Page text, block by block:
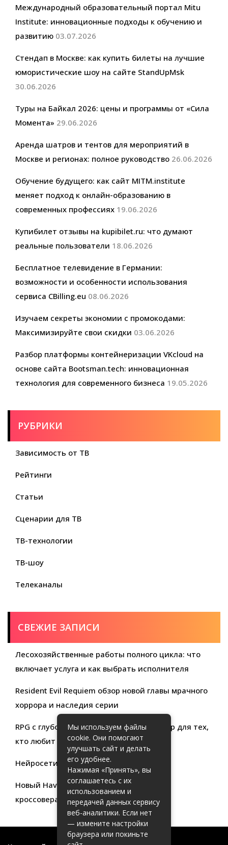
Международный образовательный портал Mitu
Institute: инновационные подходы к обучению и
развитию 03.07.2026
Стендап в Москве: как купить билеты на лучшие
юмористические шоу на сайте StandUpMsk
30.06.2026
Туры на Байкал 2026: цены и программы от «Сила
Момента» 29.06.2026
Аренда шатров и тентов для мероприятий в
Москве и регионах: полное руководство 26.06.2026
Обучение будущего: как сайт MITM.institute
меняет подход к онлайн-образованию в
современных профессиях 19.06.2026
Купибилет отзывы на kupibilet.ru: что думают
реальные пользователи 18.06.2026
Бесплатное телевидение в Германии:
возможности и особенности использования
сервиса CBilling.eu 08.06.2026
Изучаем секреты экономии с промокодами:
Максимизируйте свои скидки 03.06.2026
Разбор платформы контейнеризации VKcloud на
основе сайта Bootsman.tech: инновационная
технология для современного бизнеса 19.05.2026
РУБРИКИ
Зависимость от ТВ
Рейтинги
Статьи
Сценарии для ТВ
ТВ-технологии
ТВ-шоу
Телеканалы
СВЕЖИЕ ЗАПИСИ
Лесохозяйственные работы полного цикла: что
включает услуга и как выбрать исполнителя
Resident Evil Requiem обзор новой главы мрачного
хоррора и наследия серии
RPG с глубокой кастомизацией обзор игр для тех,
кто любит свободу выбора
Нейросети для продуктивности
Новый Haval Jolion: обзор современного
кроссовера для активной жизни
Мы используем файлы
cookie. Они помогают
улучшать сайт и делать
его удобнее.
Нажимая «Принять», вы
соглашаетесь с их
использованием и
передачей данных сервису
веб-аналитики. Если нет
— измените настройки
браузера или покиньте